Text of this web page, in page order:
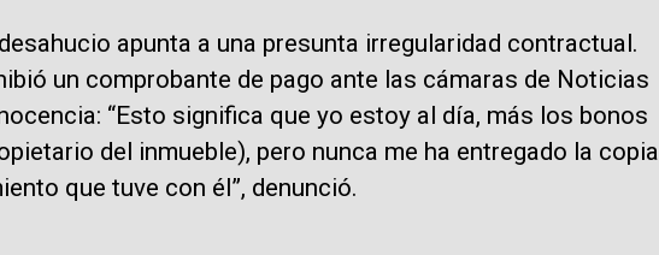
apunta a una presunta irregularidad contractual.
un comprobante de pago ante las cámaras de Noticias
“Esto significa que yo estoy al día, más los bonos
del inmueble), pero nunca me ha entregado la copia
que tuve con él”, denunció.